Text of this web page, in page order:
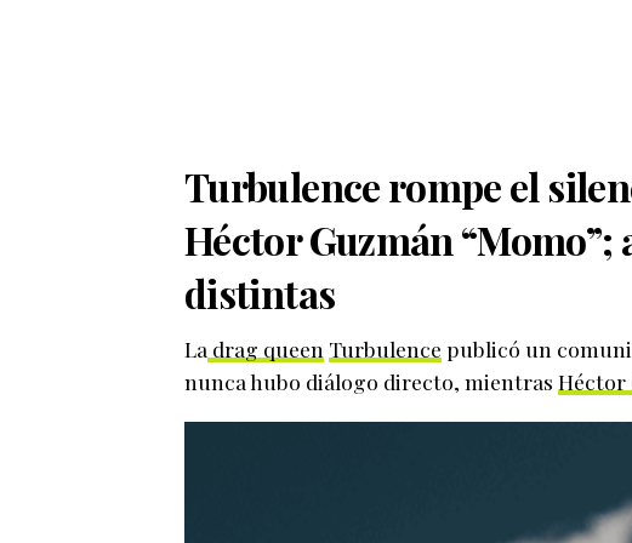
Turbulence rompe el
Héctor Guzmán “Momo”;
distintas
La drag queen Turbulence publicó un
nunca hubo diálogo directo, mientras Héctor